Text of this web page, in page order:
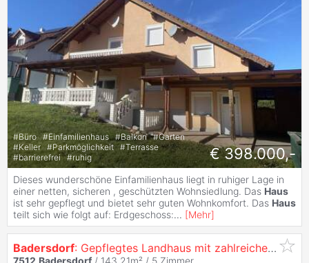
#Büro #Einfamilienhaus #Balkon #Garten
#Keller #Parkmöglichkeit #Terrasse
#barrierefrei #ruhig € 398.000,-
Dieses wunderschöne Einfamilienhaus liegt in ruhiger Lage in
einer netten, sicheren , geschützten Wohnsiedlung. Das Haus
ist sehr gepflegt und bietet sehr guten Wohnkomfort. Das Haus
teilt sich wie folgt auf: Erdgeschoss:... [Mehr]
Badersdorf: Gepflegtes Landhaus mit zahlreichen Nebengebäuden!
7512 Badersdorf / 143,21m² / 5 Zimmer